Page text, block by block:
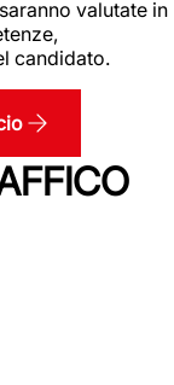
valutate in
candidato.